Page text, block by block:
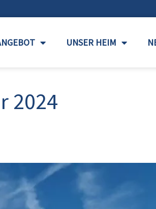
UNSER HEIM
2024